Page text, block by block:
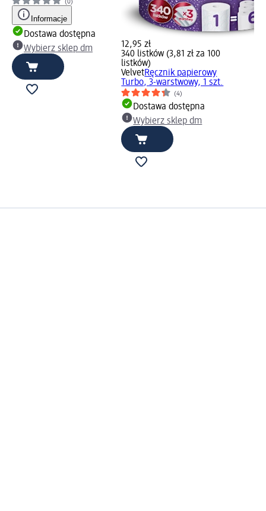
(0)
Informacje
Dostawa dostępna
Wybierz sklep dm
12,95 zł
340 listków (3,81 zł za 100
listków)
VelvetRęcznik papierowy
Turbo, 3-warstwowy, 1 szt.
(4)
Dostawa dostępna
Wybierz sklep dm